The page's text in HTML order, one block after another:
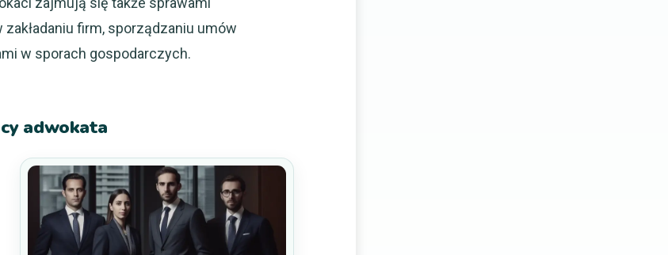
firm, sporządzaniu umów
w sporach gospodarczych.
adwokata